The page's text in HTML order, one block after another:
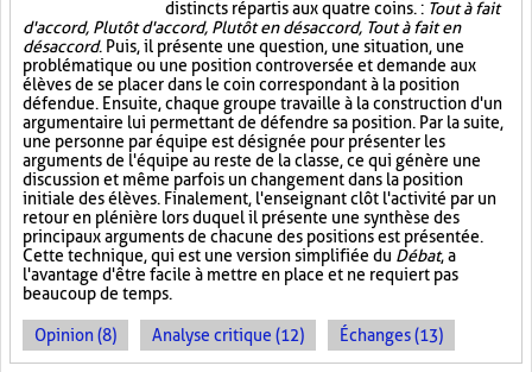
distincts répartis aux quatre coins. : Tout à fait
d'accord, Plutôt d'accord, Plutôt en désaccord, Tout à fait en
désaccord. Puis, il présente une question, une situation, une
problématique ou une position controversée et demande aux
élèves de se placer dans le coin correspondant à la position
défendue. Ensuite, chaque groupe travaille à la construction d'un
argumentaire lui permettant de défendre sa position. Par la suite,
une personne par équipe est désignée pour présenter les
arguments de l'équipe au reste de la classe, ce qui génère une
discussion et même parfois un changement dans la position
initiale des élèves. Finalement, l'enseignant clôt l'activité par un
retour en plénière lors duquel il présente une synthèse des
principaux arguments de chacune des positions est présentée.
Cette technique, qui est une version simplifiée du Débat, a
l'avantage d'être facile à mettre en place et ne requiert pas
beaucoup de temps.
Opinion (8) Analyse critique (12) Échanges (13)